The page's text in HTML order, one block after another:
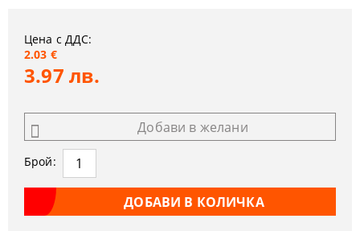
Цена с ДДС:
2.03 €
3.97 лв.
Добави в желани
Брой: